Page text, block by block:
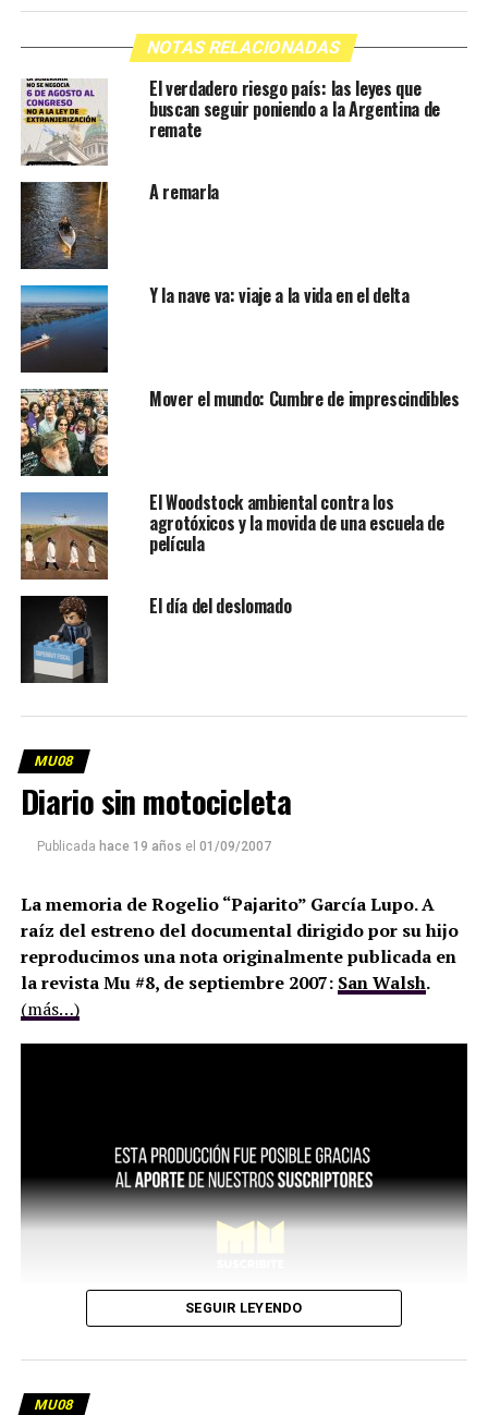
NOTAS RELACIONADAS
El verdadero riesgo país: las leyes que
buscan seguir poniendo a la Argentina de
remate
A remarla
Y la nave va: viaje a la vida en el delta
Mover el mundo: Cumbre de imprescindibles
El Woodstock ambiental contra los
agrotóxicos y la movida de una escuela de
película
El día del deslomado
MU08
Diario sin motocicleta
Publicada hace 19 años el 01/09/2007
La memoria de Rogelio “Pajarito” García Lupo. A
raíz del estreno del documental dirigido por su hijo
reproducimos una nota originalmente publicada en
la revista Mu #8, de septiembre 2007: San Walsh.
(más…)
SEGUIR LEYENDO
MU08